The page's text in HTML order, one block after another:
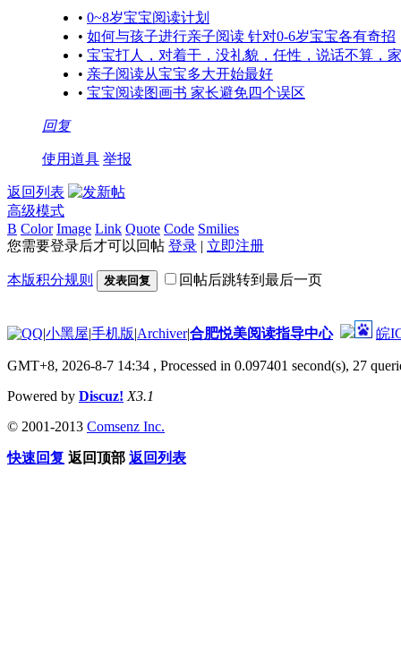
• 0~8岁宝宝阅读计划
• 如何与孩子进行亲子阅读 针对0-6岁宝宝各有奇招
• 宝宝打人，对着干，没礼貌，任性，说话不算，
• 亲子阅读从宝宝多大开始最好
• 宝宝阅读图画书 家长避免四个误区
回复
使用道具 举报
返回列表
高级模式
B Color Image Link Quote Code Smilies
您需要登录后才可以回帖 登录 | 立即注册
本版积分规则 发表回复 回帖后跳转到最后一页
|小黑屋|手机版|Archiver|合肥悦美阅读指导中心 皖
GMT+8, 2026-8-7 14:34 , Processed in 0.097401 second(s), 27
Powered by Discuz! X3.1
© 2001-2013 Comsenz Inc.
快速回复 返回顶部 返回列表